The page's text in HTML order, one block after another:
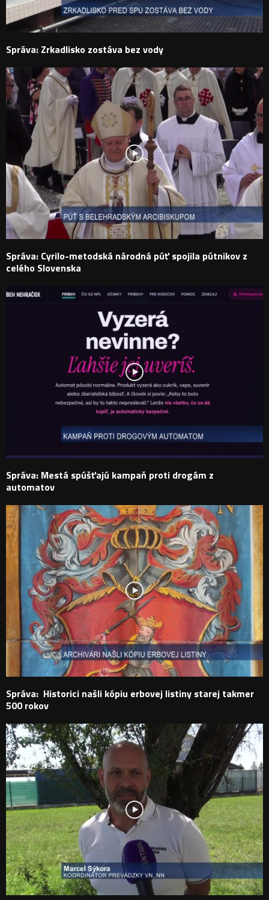
Správa: Zrkadlisko zostáva bez vody
Správa: Cyrilo-metodská národná púť spojila pútnikov z
celého Slovenska
Správa: Mestá spúšťajú kampaň proti drogám z
automatov
Správa: Historici našli kópiu erbovej listiny starej takmer
500 rokov